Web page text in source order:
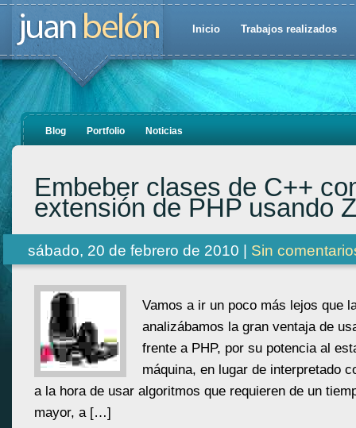
Inicio Trabajos realizados
Blog Portfolio Noticias
Embeber clases de C++
extensión de PHP usando
sábado, 20 de febrero de 2010 | Sin
Vamos a ir un poco más lejos que
analizábamos la gran ventaja de
frente a PHP, por su potencia al
máquina, en lugar de interpretado
a la hora de usar algoritmos que requieren de un
mayor, a […]